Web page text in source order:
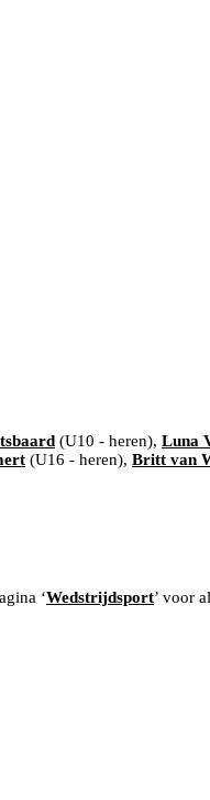
(U10 - heren), Luna
(U16 - heren), Britt van
‘Wedstrijdsport’ voor